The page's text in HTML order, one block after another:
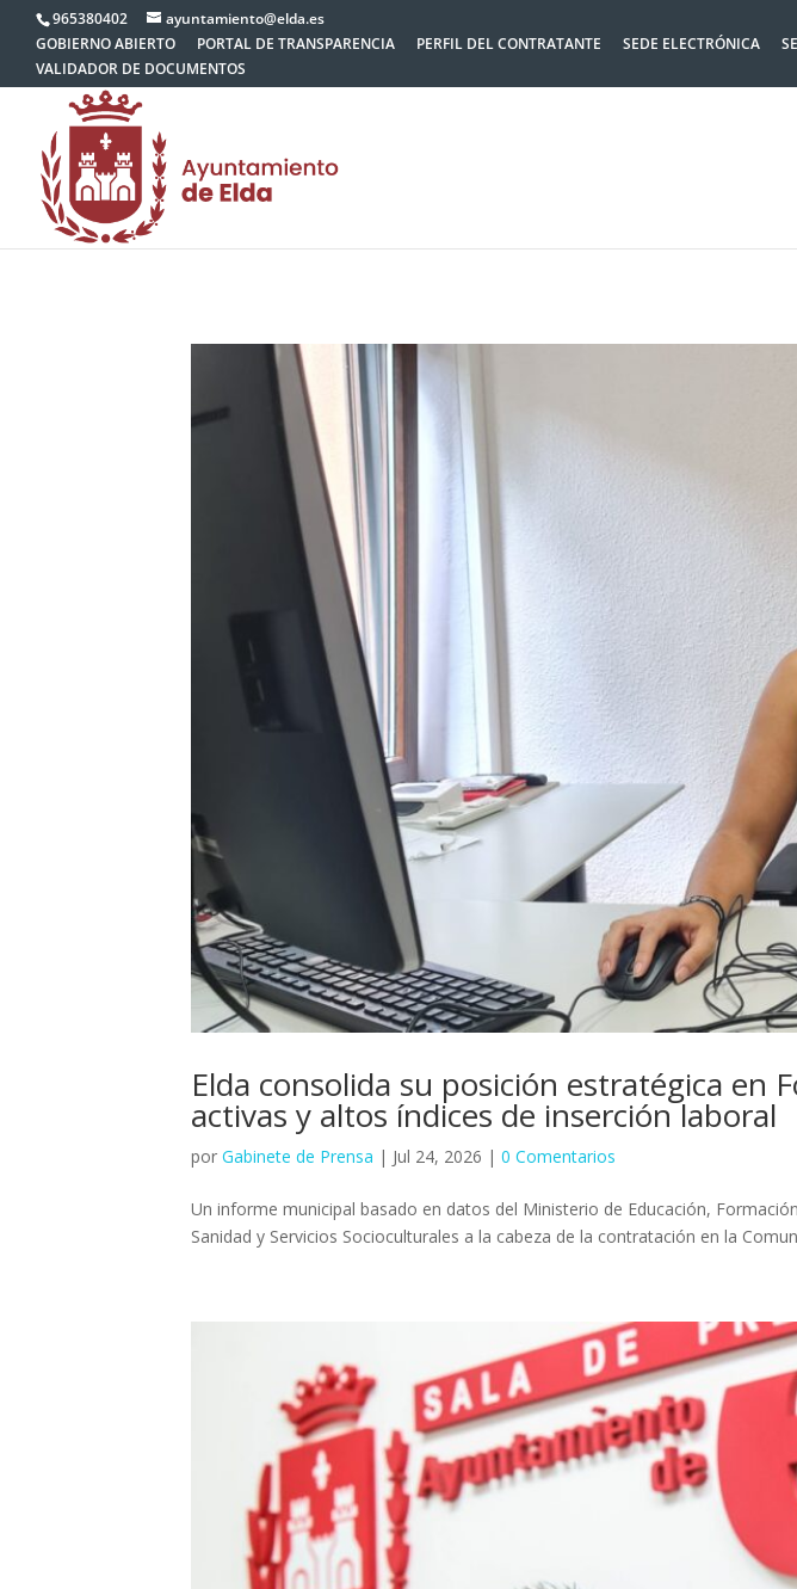
965380402
ayuntamiento@elda.es
GOBIERNO ABIERTO
PORTAL DE TRANSPARENCIA PERFIL DEL CONTRATANTE SEDE ELECTRÓNICA
VALIDADOR DE DOCUMENTOS
Elda consolida su posición estratégica en
activas y altos índices de inserción laboral
por Gabinete de Prensa | Jul 24, 2026 | 0 Comentarios
Un informe municipal basado en datos del Ministerio de Educación,
Sanidad y Servicios Socioculturales a la cabeza de la contratación en la